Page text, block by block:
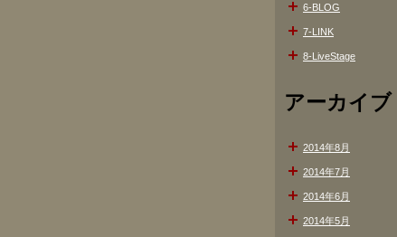
6-BLOG
7-LINK
8-LiveStage
アーカイブ
2014年8月
2014年7月
2014年6月
2014年5月